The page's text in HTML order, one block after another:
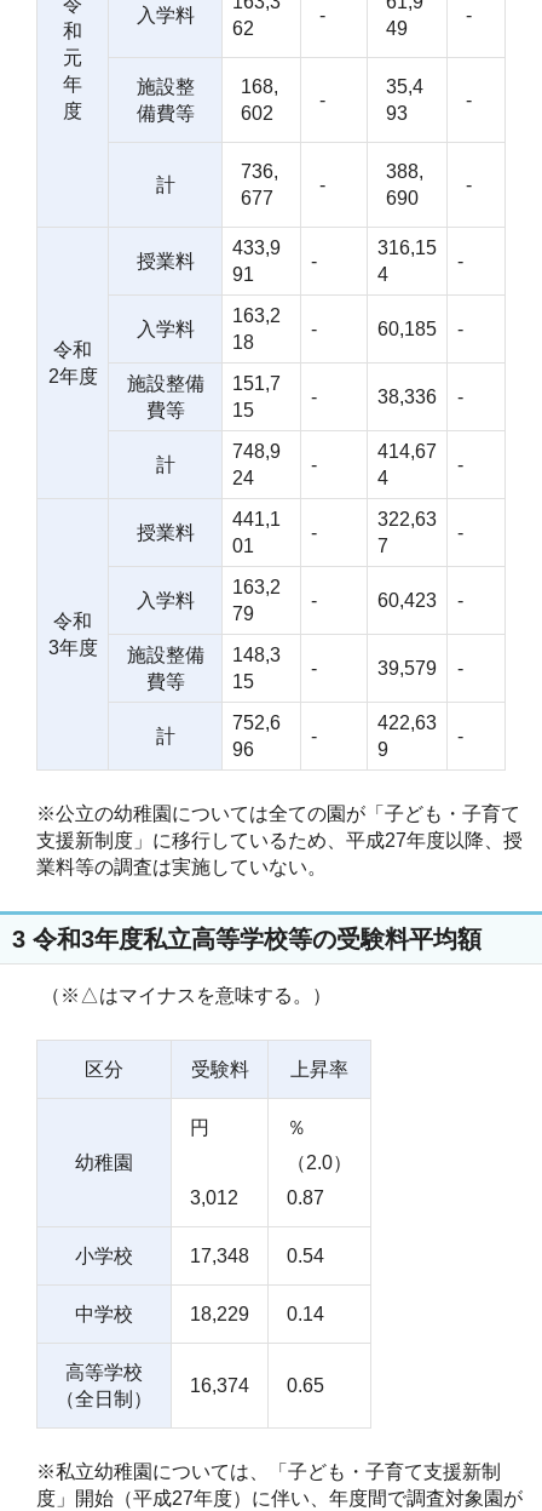
和
元
年
度
入学料
62
-
49
-
施設整
備費等
168,
602
-
35,4
93
-
計
736,
677
-
388,
690
-
令和
2年度
授業料
433,9
91
-
316,15
4
-
入学料
163,2
18
- 60,185 -
施設整備
費等
151,7
15
- 38,336 -
計
748,9
24
-
414,67
4
-
令和
3年度
授業料
441,1
01
-
322,63
7
-
入学料
163,2
79
- 60,423 -
施設整備
費等
148,3
15
- 39,579 -
計
752,6
96
-
422,63
9
-
※公立の幼稚園については全ての園が「子ども・子育て
支援新制度」に移行しているため、平成27年度以降、授
業料等の調査は実施していない。
3 令和3年度私立高等学校等の受験料平均額
（※△はマイナスを意味する。）
区分 受験料 上昇率
幼稚園
円
3,012
％
（2.0）
0.87
小学校 17,348 0.54
中学校 18,229 0.14
高等学校
（全日制）
16,374 0.65
※私立幼稚園については、「子ども・子育て支援新制
度」開始（平成27年度）に伴い、年度間で調査対象園が